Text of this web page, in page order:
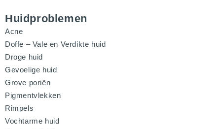
Huidproblemen
Acne
Doffe – Vale en Verdikte huid
Droge huid
Gevoelige huid
Grove poriën
Pigmentvlekken
Rimpels
Vochtarme huid